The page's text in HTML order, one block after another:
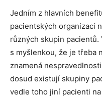
Jedním z hlavních
pacientských organizací
různých skupin
s myšlenkou, že je třeba
znamená
dosud existují skupiny
vedle toho jiní pacienti